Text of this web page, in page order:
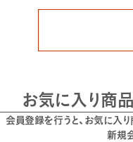
お気に入り商
会員登録を行うと、お気に入
新規